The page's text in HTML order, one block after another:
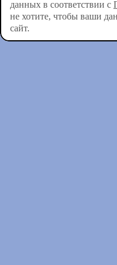
данных в соответствии с
не хотите, чтобы ваши
сайт.